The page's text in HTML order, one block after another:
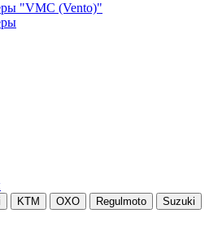
"VMC (Vento)"
KTM OXO Regulmoto
Suzuki